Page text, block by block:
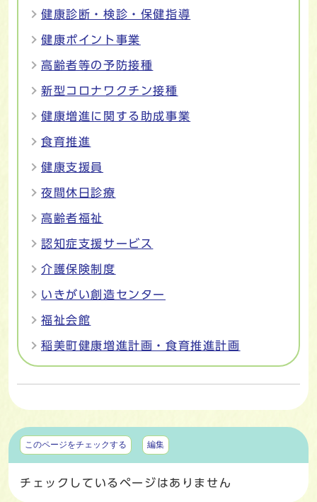
健康診断・検診・保健指導
健康ポイント事業
高齢者等の予防接種
新型コロナワクチン接種
健康増進に関する助成事業
食育推進
健康支援員
夜間休日診療
高齢者福祉
認知症支援サービス
介護保険制度
いきがい創造センター
福祉会館
稲美町健康増進計画・食育推進計画
マイページ
このページをチェックする 編集
チェックしているページはありません